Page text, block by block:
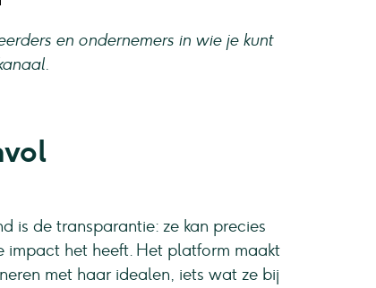
en ondernemers in wie je kunt
is de transparantie: ze kan precies
het heeft. Het platform maakt
met haar idealen, iets wat ze bij